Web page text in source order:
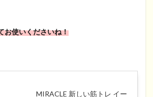
お使いくださいね！
MIRACLE 新しい筋トレ イー